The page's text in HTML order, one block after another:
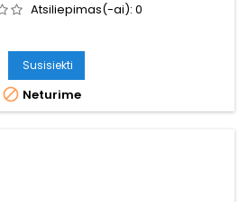
Atsiliepimas(-ai): 0
Susisiekti
 Neturime